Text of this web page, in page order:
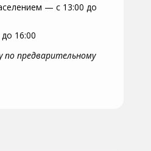
— с 13:00 до
16:00
по предварительному